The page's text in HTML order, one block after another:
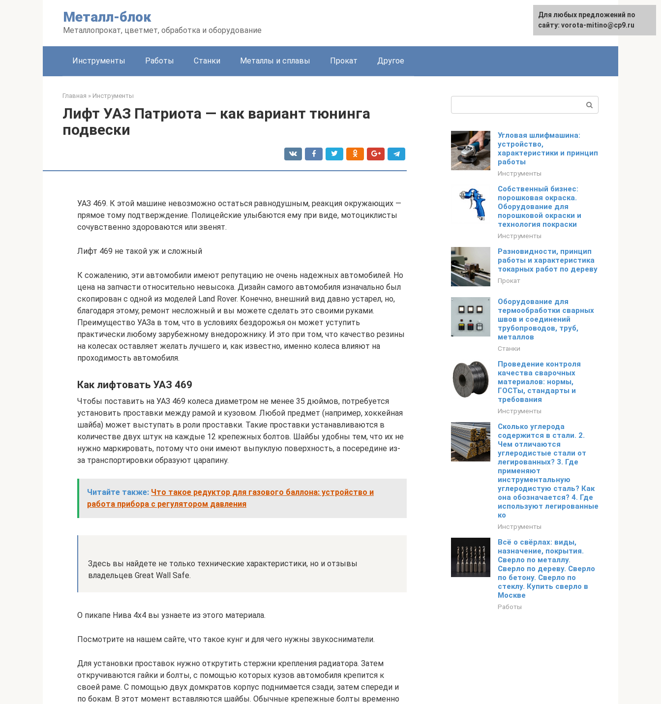
Металл-блок
Металлопрокат, цветмет, обработка и оборудование
Инструменты Работы Станки Металлы и сплавы Прокат Другое
Главная » Инструменты
Лифт УАЗ Патриота — как вариант тюнинга
подвески
УАЗ 469. К этой машине невозможно остаться равнодушным, реакция окружающих —
прямое тому подтверждение. Полицейские улыбаются ему при виде, мотоциклисты
сочувственно здороваются или звенят.
Лифт 469 не такой уж и сложный
К сожалению, эти автомобили имеют репутацию не очень надежных автомобилей. Но
цена на запчасти относительно невысока. Дизайн самого автомобиля изначально был
скопирован с одной из моделей Land Rover. Конечно, внешний вид давно устарел, но,
благодаря этому, ремонт несложный и вы можете сделать это своими руками.
Преимущество УАЗа в том, что в условиях бездорожья он может уступить
практически любому зарубежному внедорожнику. И это при том, что качество резины
на колесах оставляет желать лучшего и, как известно, именно колеса влияют на
проходимость автомобиля.
Как лифтовать УАЗ 469
Чтобы поставить на УАЗ 469 колеса диаметром не менее 35 дюймов, потребуется
установить проставки между рамой и кузовом. Любой предмет (например, хоккейная
шайба) может выступать в роли проставки. Такие проставки устанавливаются в
количестве двух штук на каждые 12 крепежных болтов. Шайбы удобны тем, что их не
нужно маркировать, потому что они имеют выпуклую поверхность, а посередине из-
за транспортировки образуют царапину.
Читайте также: Что такое редуктор для газового баллона: устройство и
работа прибора с регулятором давления
Здесь вы найдете не только технические характеристики, но и отзывы
владельцев Great Wall Safe.
О пикапе Нива 4х4 вы узнаете из этого материала.
Посмотрите на нашем сайте, что такое кунг и для чего нужны звукосниматели.
Для установки проставок нужно открутить стержни крепления радиатора. Затем
откручиваются гайки и болты, с помощью которых кузов автомобиля крепится к
своей раме. С помощью двух домкратов корпус поднимается сзади, затем спереди и
по бокам. В этот момент вставляются шайбы. Обычные крепежные болты временно
Угловая шлифмашина:
устройство,
характеристики и принцип
работы
Инструменты
Собственный бизнес:
порошковая окраска.
Оборудование для
порошковой окраски и
технология покраски
Инструменты
Разновидности, принцип
работы и характеристика
токарных работ по дереву
Прокат
Оборудование для
термообработки сварных
швов и соединений
трубопроводов, труб,
металлов
Станки
Проведение контроля
качества сварочных
материалов: нормы,
ГОСТы, стандарты и
требования
Инструменты
Сколько углерода
содержится в стали. 2.
Чем отличаются
углеродистые стали от
легированных? 3. Где
применяют
инструментальную
углеродистую сталь? Как
она обозначается? 4. Где
используют легированные
ко
Инструменты
Всё о свёрлах: виды,
назначение, покрытия.
Сверло по металлу.
Сверло по дереву. Сверло
по бетону. Сверло по
стеклу. Купить сверло в
Москве
Работы
Для любых предложений по
сайту: vorota-mitino@cp9.ru